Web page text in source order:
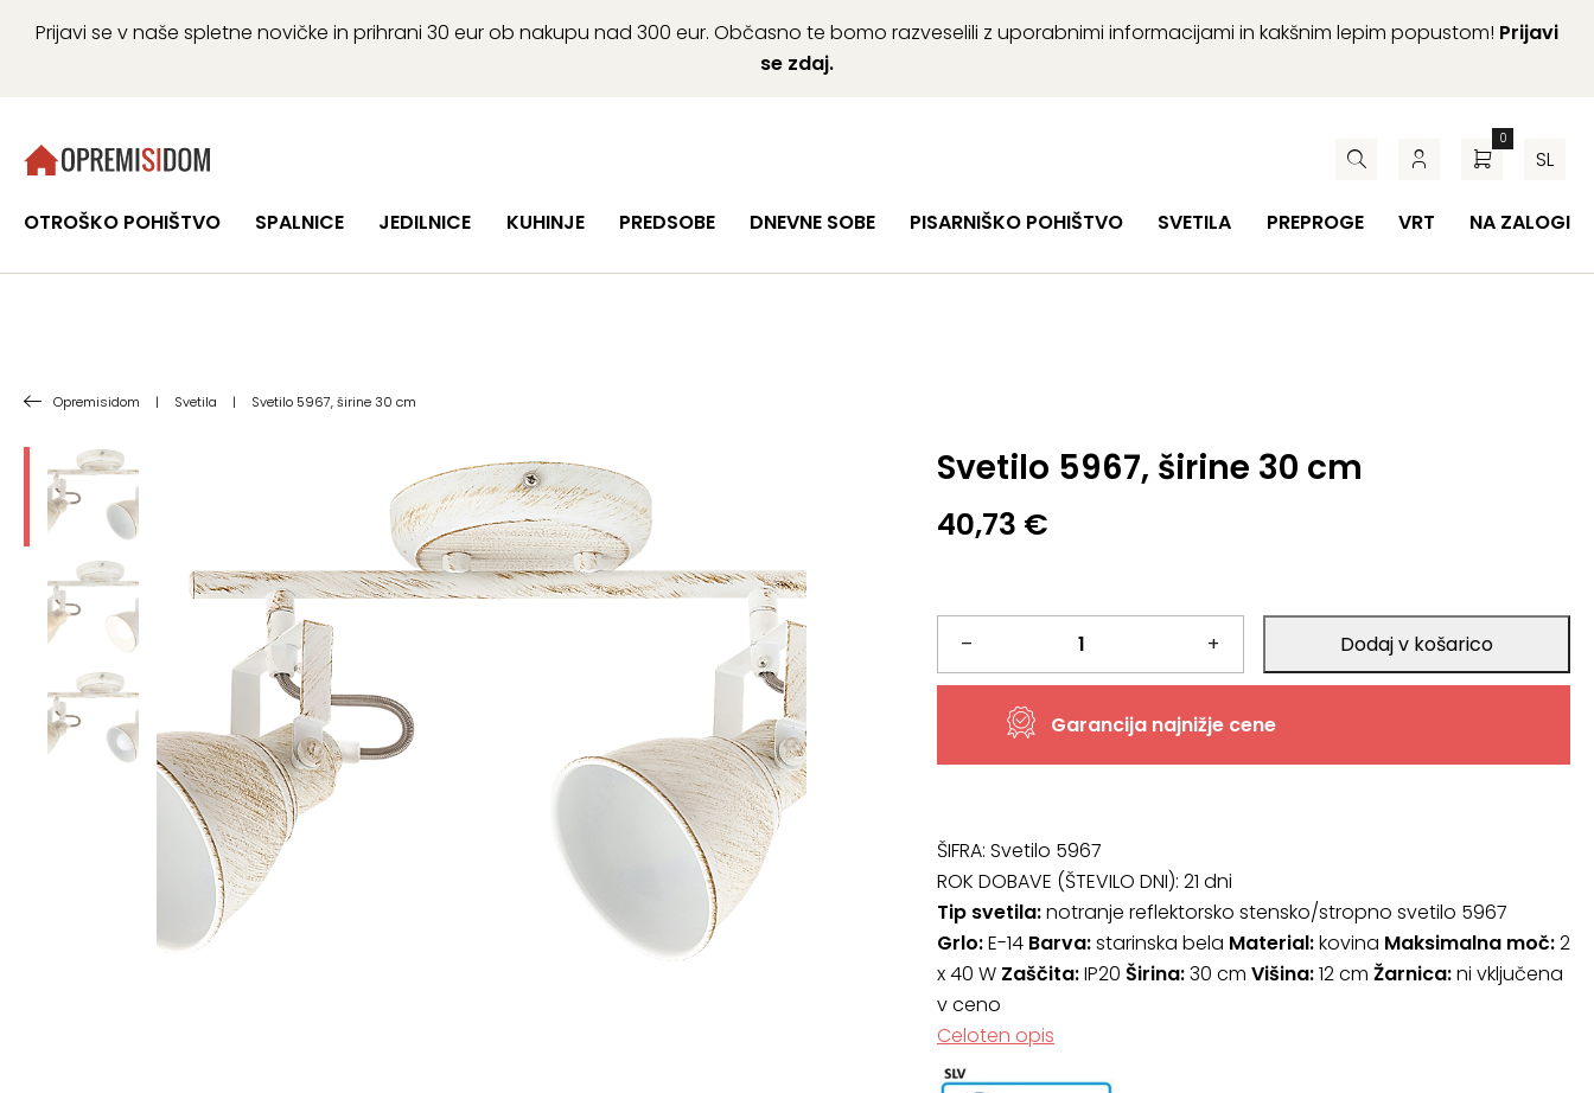
Prijavi se v naše spletne novičke in prihrani 30 eur ob nakupu nad 300 eur. Občasno te bomo razveselili z uporabnimi informacijami in kakšnim lepim popustom! Prijavi
se zdaj.
0
SL
OTROŠKO POHIŠTVO SPALNICE JEDILNICE KUHINJE PREDSOBE DNEVNE SOBE PISARNIŠKO POHIŠTVO SVETILA PREPROGE VRT NA ZALOGI
Opremisidom | Svetila | Svetilo 5967, širine 30 cm
Svetilo 5967, širine 30 cm
40,73 €
–
Svetilo
5967,
cm
količina
+ Dodaj v košarico
Garancija najnižje cene
ŠIFRA: Svetilo 5967
ROK DOBAVE (ŠTEVILO DNI): 21 dni
Tip svetila:notranje reflektorsko stensko/stropno svetilo 5967
Grlo:E-14 Barva:starinska bela Material:kovina Maksimalna moč:2
x 40 W Zaščita:IP20 Širina:30 cm Višina:12 cm Žarnica:ni vključena
v ceno
Celoten opis